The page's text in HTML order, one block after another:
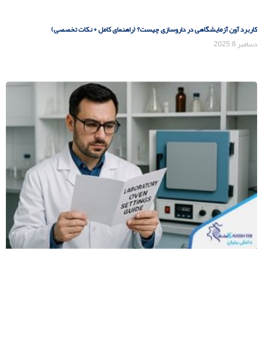
کاربرد آون آزمایشگاهی در داروسازی چیست؟ (راهنمای کامل + نکات تخصصی)
دسامبر 8, 2025